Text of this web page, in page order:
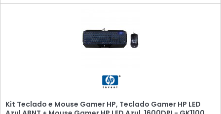
Kit Teclado e Mouse Gamer HP, Teclado Gamer HP LED